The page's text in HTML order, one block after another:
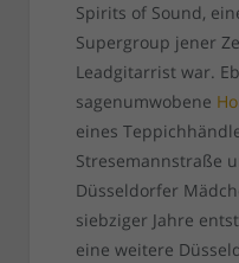
Spirits of Sound,
Supergroup jener
Leadgitarrist war.
sagenumwobene
eines
Stresemannstraße
Düsseldorfer
siebziger Jahre
eine weitere